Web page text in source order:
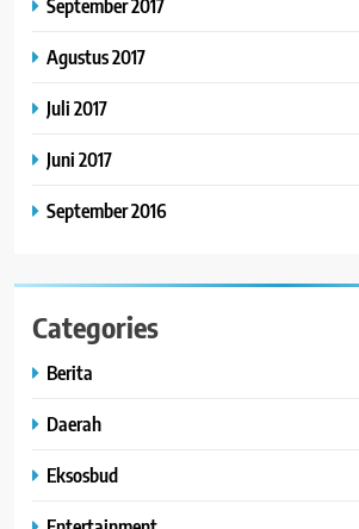
September 2017
Agustus 2017
Juli 2017
Juni 2017
September 2016
Categories
Berita
Daerah
Eksosbud